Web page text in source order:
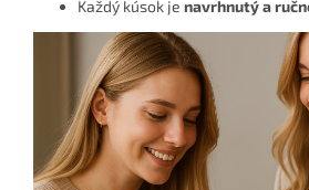
Každý kúsok je navrhnutý a